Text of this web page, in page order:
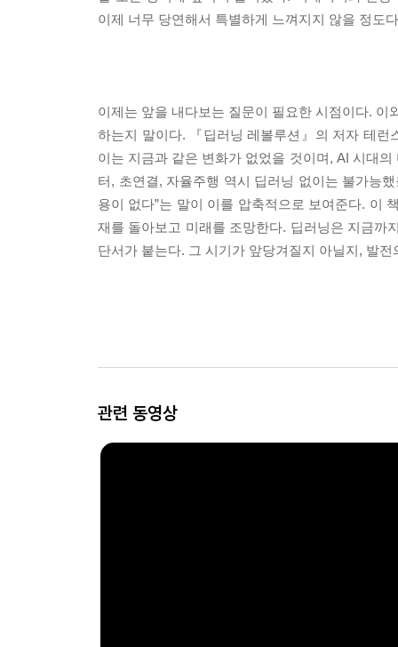
이제 너무 당연해서 특별하게 느껴지지 않을 정도
이제는 앞을 내다보는 질문이 필요한 시점이다.
하는지 말이다. 『딥러닝 레볼루션』의 저자 테
이는 지금과 같은 변화가 없었을 것이며, AI 시대
터, 초연결, 자율주행 역시 딥러닝 없이는 불가능
용이 없다”는 말이 이를 압축적으로 보여준다. 이
재를 돌아보고 미래를 조망한다. 딥러닝은 지금까
단서가 붙는다. 그 시기가 앞당겨질지 아닐지, 발
관련 동영상